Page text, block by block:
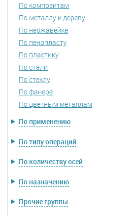
По композитам
По металлу и дереву
По нержавейке
По пенопласту
По пластику
По стали
По стеклу
По фанере
По цветным металлам
По применению
По типу операций
По количеству осей
По назначению
Прочие группы